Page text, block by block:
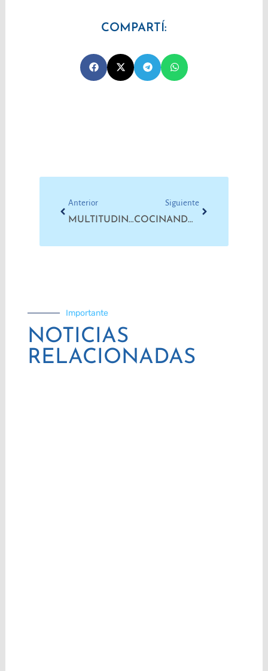
COMPARTÍ:
Anterior
MULTITUDINARIA JORNADA EN DEFENSA DE LA UNIVERSIDAD PÚBLICA
Siguiente
COCINANDO SOLIDARIDAD ANTE LA INDIFERENCIA DE LOS GOBIERNOS
Importante
NOTICIAS
RELACIONADAS